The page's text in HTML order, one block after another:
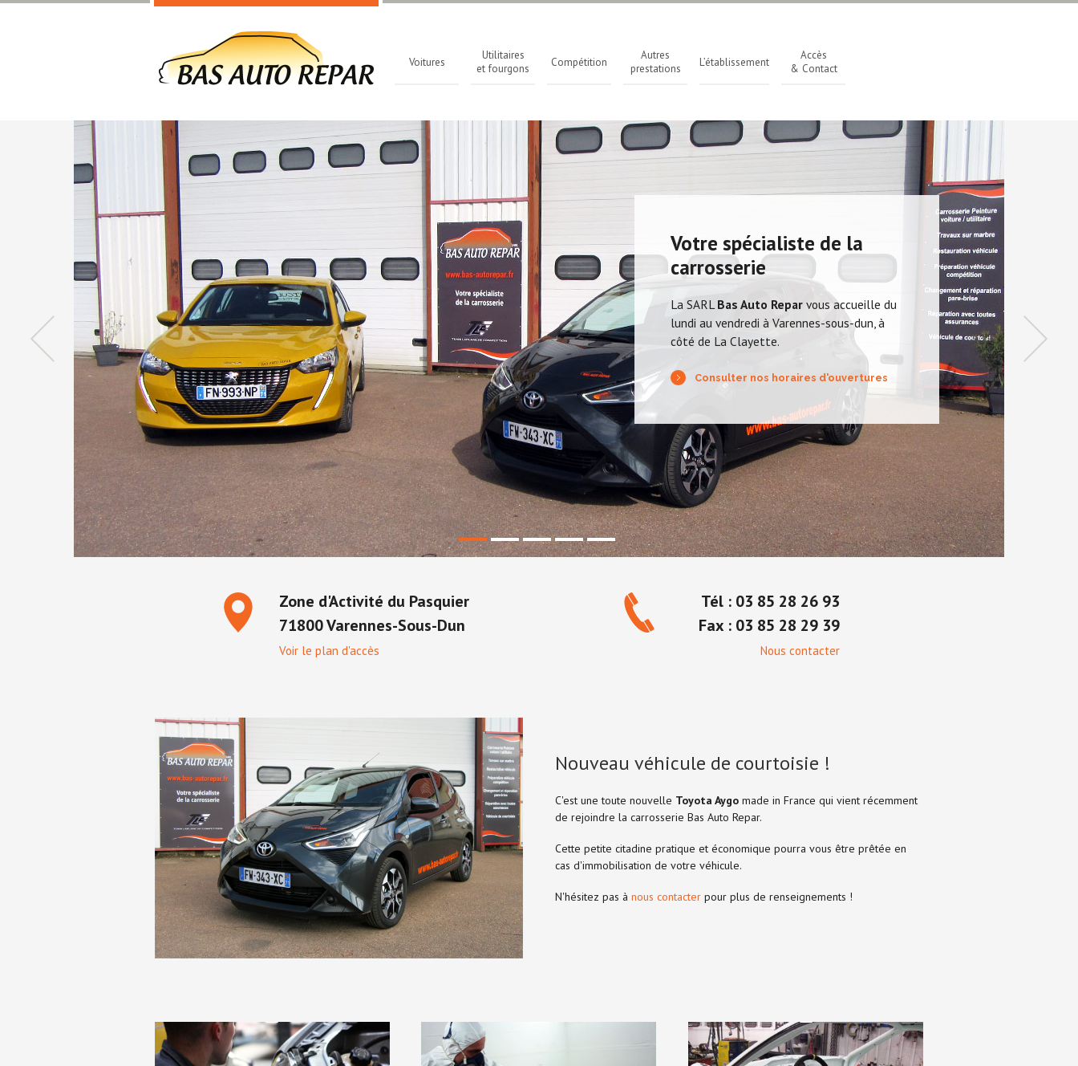
Voitures
Utilitaires
et fourgons
Compétition
Autres
prestations
L’établissement
Accès
& Contact
Votre spécialiste de la
carrosserie
La SARL Bas Auto Reparvous accueille du
lundi au vendredi à Varennes-sous-dun, à
côté de La Clayette.
Consulter nos horaires d'ouvertures
Zone d'Activité du Pasquier
71800 Varennes-Sous-Dun
Voir le plan d'accès
Tél : 03 85 28 26 93
Fax : 03 85 28 29 39
Nous contacter
Nouveau véhicule de courtoisie !
C'est une toute nouvelle Toyota Aygomade in France qui vient récemment
de rejoindre la carrosserie Bas Auto Repar.
Cette petite citadine pratique et économique pourra vous être prêtée en
cas d'immobilisation de votre véhicule.
N'hésitez pas à nous contacterpour plus de renseignements !